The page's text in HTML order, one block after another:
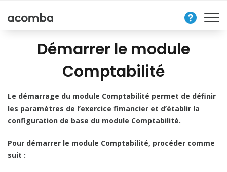
Nous
contacter
Démarrer le module
Comptabilité
Le démarrage du module Comptabilité permet de définir
les paramètres de l’exercice fimancier et d’établir la
configuration de base du module Comptabilité.
Pour démarrer le module Comptabilité, procéder comme
suit :